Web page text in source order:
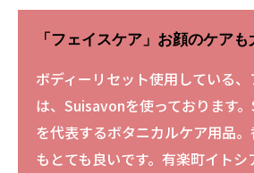
「フェイスケア」お顔のケアも
ボディーリセット使用している
は、Suisavonを使っております
を代表するボタニカルケア用品
もとても良いです。有楽町イトシ